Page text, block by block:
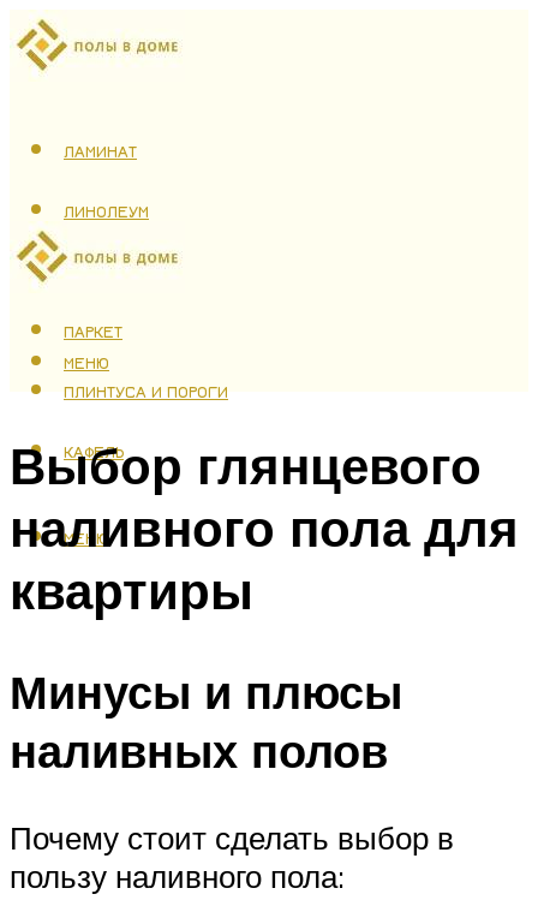
ЛАМИНАТ
ЛИНОЛЕУМ
ТЕПЛЫЙ ПОЛ
ПАРКЕТ
ПЛИНТУСА И ПОРОГИ
КАФЕЛЬ
МЕНЮ
МЕНЮ
Выбор глянцевого
наливного пола для
квартиры
Минусы и плюсы
наливных полов
Почему стоит сделать выбор в
пользу наливного пола: